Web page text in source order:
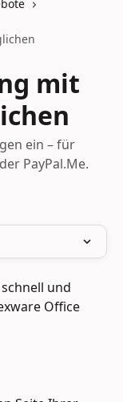
mit
ein – für
PayPal.Me.
und
Office